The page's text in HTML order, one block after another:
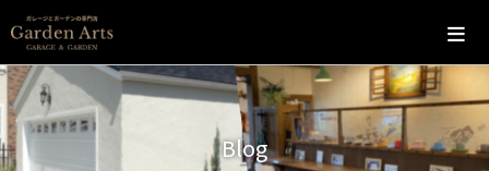
ホーム
会社概要 Blog